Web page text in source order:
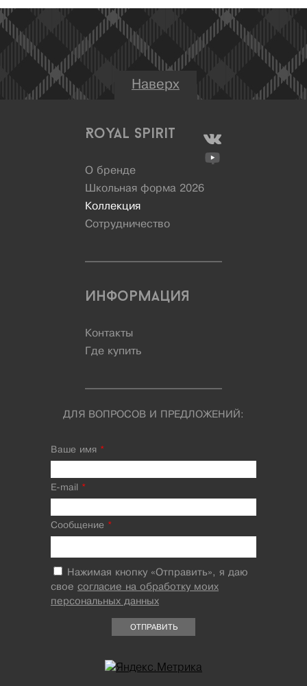
Наверх
Royal Spirit
О бренде
Школьная форма 2026
Коллекция
Сотрудничество
Информация
Контакты
Где купить
ДЛЯ ВОПРОСОВ И ПРЕДЛОЖЕНИЙ:
Ваше имя *
E-mail *
Сообщение *
Нажимая кнопку «Отправить», я даю
свое согласие на обработку моих
персональных данных
ОТПРАВИТЬ